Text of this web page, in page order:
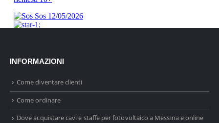
INFORMAZIONI
Come diventare clienti
Come ordinare
Dove acquistare cavi e staffe per fotovoltaico a Messina e online